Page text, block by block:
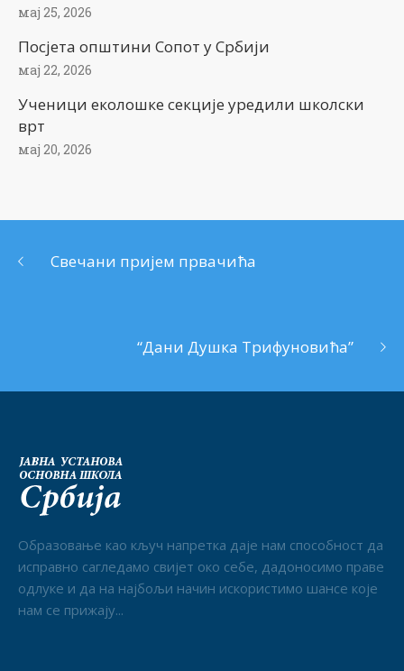
мај 25, 2026
Посјета општини Сопот у Србији
мај 22, 2026
Ученици еколошке секције уредили школски
врт
мај 20, 2026
Свечани пријем првачића
“Дани Душка Трифуновића”
Образовање као кључ напретка даје нам способност да
исправно сагледамо свијет око себе, дадоносимо праве
одлуке и да на најбољи начин искористимо шансе које
нам се прижају...